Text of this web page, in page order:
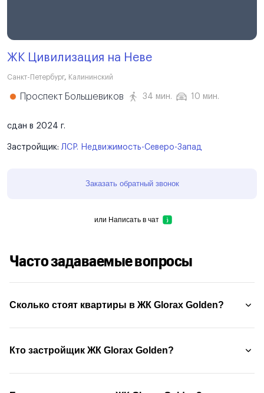
ЖК Цивилизация на Неве
Санкт-Петербург, Калининский
Проспект Большевиков 34 мин. 10 мин.
сдан в 2024 г.
Застройщик: ЛСР. Недвижимость-Северо-Запад
Заказать обратный звонок
или Написать в чат
Часто задаваемые вопросы
Сколько стоят квартиры в ЖК Glorax Golden?
Кто застройщик ЖК Glorax Golden?